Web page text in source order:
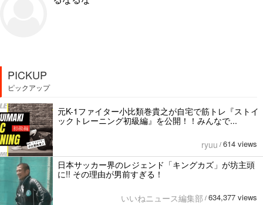
PICKUP
ピックアップ
元K-1ファイター小比類巻貴之が自宅で筋トレ『ストイ
ックトレーニング初級編』を公開！！みんなで...
ryuu / 614 views
日本サッカー界のレジェンド「キングカズ」が坊主頭
に!! その理由が男前すぎる！
いいねニュース編集部 / 634,377 views